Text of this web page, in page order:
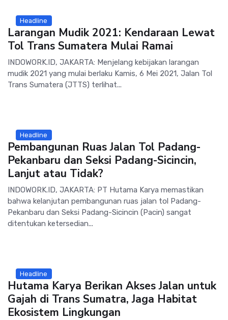
Headline
Larangan Mudik 2021: Kendaraan Lewat
Tol Trans Sumatera Mulai Ramai
INDOWORK.ID, JAKARTA: Menjelang kebijakan larangan
mudik 2021 yang mulai berlaku Kamis, 6 Mei 2021, Jalan Tol
Trans Sumatera (JTTS) terlihat...
Headline
Pembangunan Ruas Jalan Tol Padang-
Pekanbaru dan Seksi Padang-Sicincin,
Lanjut atau Tidak?
INDOWORK.ID, JAKARTA: PT Hutama Karya memastikan
bahwa kelanjutan pembangunan ruas jalan tol Padang-
Pekanbaru dan Seksi Padang-Sicincin (Pacin) sangat
ditentukan ketersedian...
Headline
Hutama Karya Berikan Akses Jalan untuk
Gajah di Trans Sumatra, Jaga Habitat
Ekosistem Lingkungan